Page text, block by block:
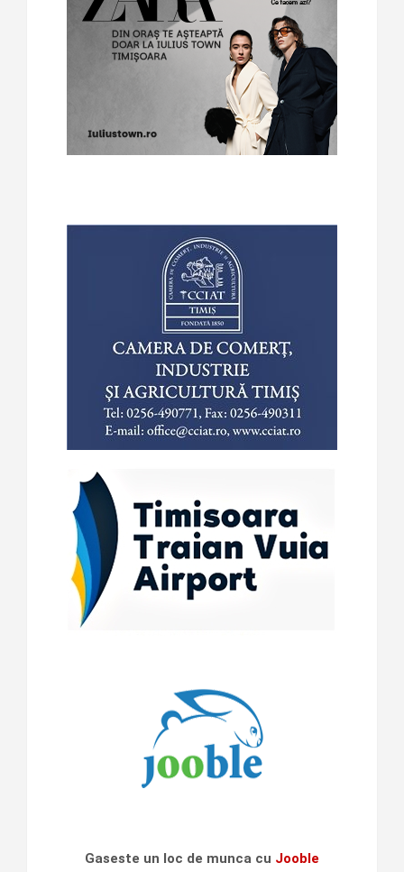
Gaseste un loc de munca cu Jooble